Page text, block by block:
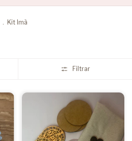
. Kit Imã
Filtrar